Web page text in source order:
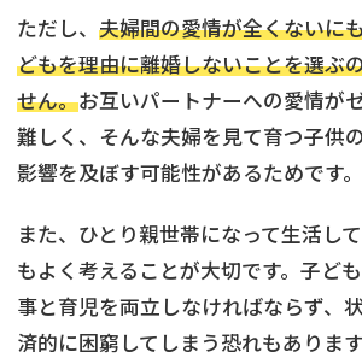
ただし、 夫婦間の愛情が全くないに
どもを理由に離婚しないことを選ぶ
せん。お互いパートナーへの愛情が
難しく、そんな夫婦を見て育つ子供
影響を及ぼす可能性があるためです。
また、ひとり親世帯になって生活し
もよく考えることが大切です。子ど
事と育児を両立しなければならず、
済的に困窮してしまう恐れもあります